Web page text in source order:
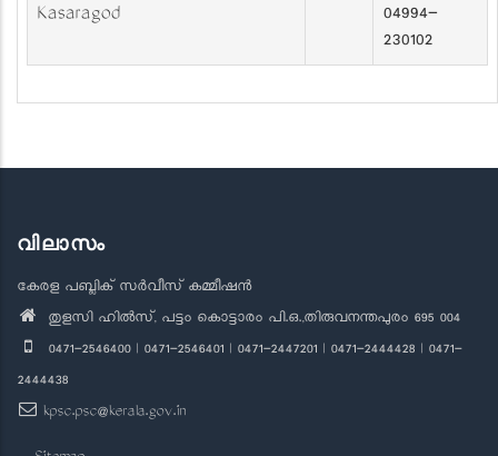
Kasaragod
04994-
230102
വിലാസം
കേരള പബ്ലിക് സർവീസ് കമ്മീഷൻ
തുളസി ഹിൽസ്, പട്ടം കൊട്ടാരം പി.ഒ.,തിരുവനന്തപുരം 695 004
0471-2546400 | 0471-2546401 | 0471-2447201 | 0471-2444428 | 0471-
2444438
kpsc.psc@kerala.gov.in